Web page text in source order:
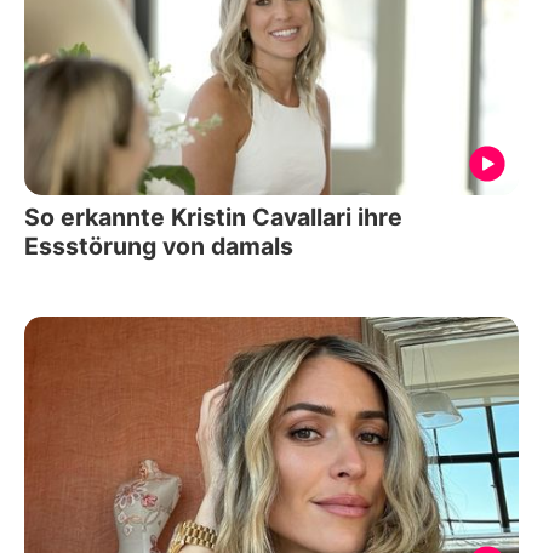
So erkannte Kristin Cavallari ihre
Essstörung von damals